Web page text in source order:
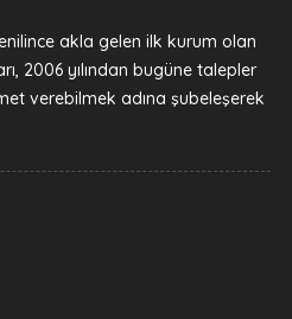
akla gelen ilk kurum olan
2006 yılından bugüne talepler
verebilmek adına şubeleşerek